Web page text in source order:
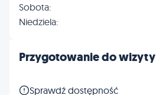
Sobota:
Niedziela:
Przygotowanie do wizyty
Sprawdź dostępność